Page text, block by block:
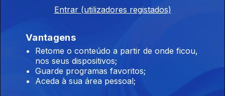
Com Marco Torre | Música da Venezuela
Com Marco Torre | Páscoa
05 abr. 2026
Entrar (utilizadores registados)
Vantagens
Retome o conteúdo a partir de onde ficou,
nos seus dispositivos;
Guarde programas favoritos;
Aceda à sua área pessoal;